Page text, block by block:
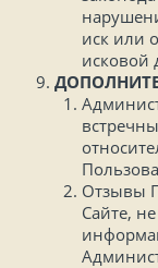
иск или
исковой
Отзывы
Сайте,